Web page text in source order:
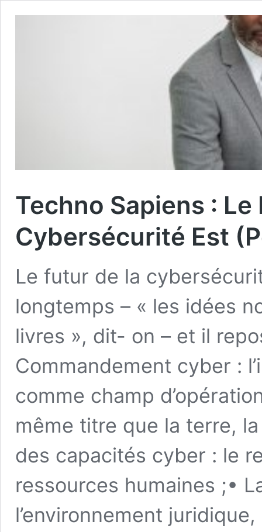
Techno Sapiens : Le
Cybersécurité Est
Le futur de la
longtemps – « les idées
livres », dit- on – et il
Commandement cyber :
comme champ
même titre que la terre,
des capacités cyber : le
ressources humaines ;•
l’environnement